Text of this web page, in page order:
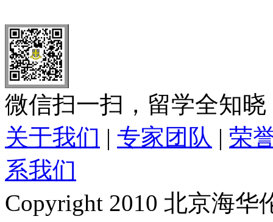
微信扫一扫，留学全知晓
关于我们 | 专家团队 | 荣
系我们
Copyright 2010 北京海